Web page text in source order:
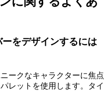
をデザインするには
ークなキャラクターに焦点
レットを使用します。タイ